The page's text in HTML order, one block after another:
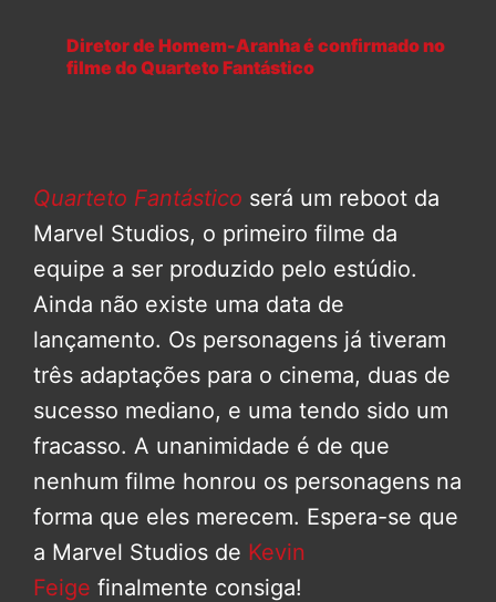
Diretor de Homem-Aranha é confirmado no
filme do Quarteto Fantástico
Quarteto Fantástico será um reboot da
Marvel Studios, o primeiro filme da
equipe a ser produzido pelo estúdio.
Ainda não existe uma data de
lançamento. Os personagens já tiveram
três adaptações para o cinema, duas de
sucesso mediano, e uma tendo sido um
fracasso. A unanimidade é de que
nenhum filme honrou os personagens na
forma que eles merecem. Espera-se que
a Marvel Studios de Kevin
Feige finalmente consiga!